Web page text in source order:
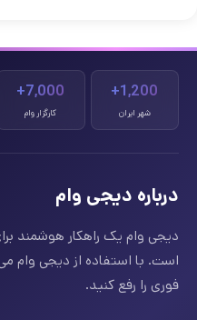
1,200+
شهر ایران
7,000+
کارگزار وام
درباره دیجی وام
دیجی وام یک راهکار هوشمند
است. با استفاده از دیجی وام
فوری را رفع کنید.